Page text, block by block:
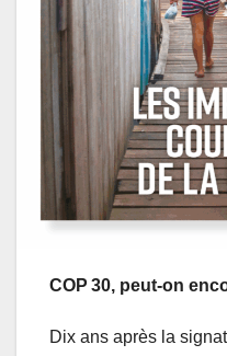
COP 30, peut-on
Dix ans après la